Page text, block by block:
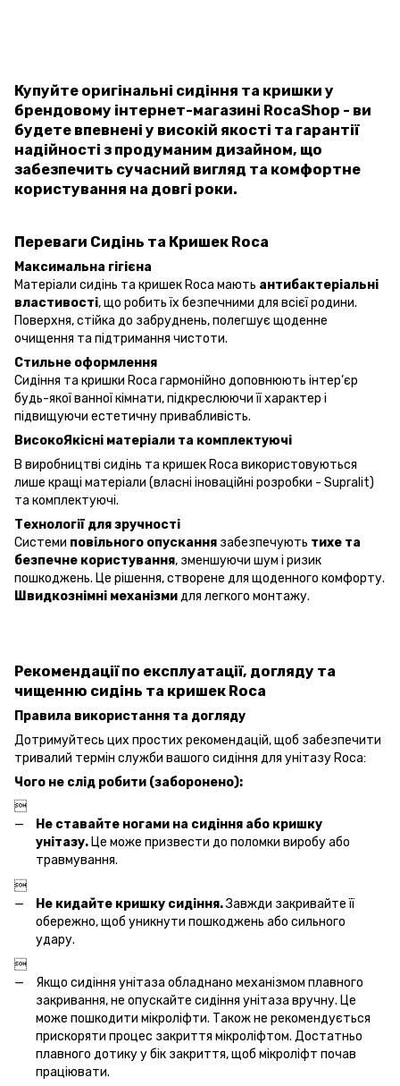
Купуйте оригінальні сидіння та кришки у
брендовому інтернет-магазині RocaShop - ви
будете впевнені у високій якості та гарантії
надійності з продуманим дизайном, що
забезпечить сучасний вигляд та комфортне
користування на довгі роки.
Переваги Сидінь та Кришек Roca
Максимальна гігієна
Матеріали сидінь та кришек Roca мають антибактеріальні
властивості, що робить їх безпечними для всієї родини.
Поверхня, стійка до забруднень, полегшує щоденне
очищення та підтримання чистоти.
Стильне оформлення
Cидіння та кришки Roca гармонійно доповнюють інтер’єр
будь-якої ванної кімнати, підкреслюючи її характер і
підвищуючи естетичну привабливість.
ВисокоЯкісні матеріали та комплектуючі
В виробництві сидінь та кришек Roca використовуються
лише кращі матеріали (власні іноваційні розробки - Supralit)
та комплектуючі.
Технології для зручності
Системи повільного опускання забезпечують тихе та
безпечне користування, зменшуючи шум і ризик
пошкоджень. Це рішення, створене для щоденного комфорту.
Швидкознімні механізмидля легкого монтажу.
Рекомендації по експлуатації, догляду та
чищенню сидінь та кришек Roca
Правила використання та догляду
Дотримуйтесь цих простих рекомендацій, щоб забезпечити
тривалий термін служби вашого сидіння для унітазу Roca:
Чого не слід робити (заборонено):

Не ставайте ногами на сидіння або кришку
унітазу. Це може призвести до поломки виробу або
травмування.

Не кидайте кришку сидіння.Завжди закривайте її
обережно, щоб уникнути пошкоджень або сильного
удару.

Якщо сидіння унітаза обладнано механізмом плавного
закривання, не опускайте сидіння унітаза вручну. Це
може пошкодити мікроліфти. Також не рекомендується
прискоряти процес закриття мікроліфтом. Достатньо
плавного дотику у бік закриття, щоб мікроліфт почав
праціювати.